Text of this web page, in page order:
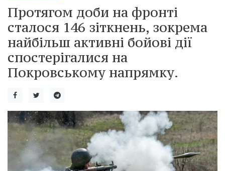
Протягом доби на фронті
сталося 146 зіткнень, зокрема
найбільш активні бойові дії
спостерігалися на
Покровському напрямку.